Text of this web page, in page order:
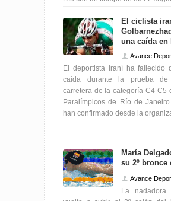
El ciclista
una caída en
Avance
El deportista iraní ha fallecido
caída durante la prueba de
carretera de la categoría C4-C5
Paralímpicos de Río de Janeiro
han confirmado desde la
María
su 2º bronce
Avance
La nadadora